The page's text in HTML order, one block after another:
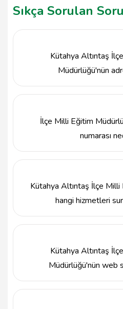
Sıkça Sorulan
Kütahya Altıntaş
Müdürlüğü'nün
İlçe Milli Eğitim
numarası
Kütahya Altıntaş İlçe
hangi hizmetleri
eşitliğinin sağlanması gibi
Kütahya Altıntaş
Müdürlüğü'nün web